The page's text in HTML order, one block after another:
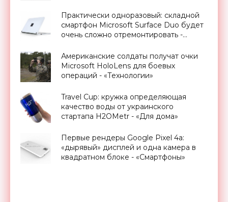
Практически одноразовый: складной
смартфон Microsoft Surface Duo будет
очень сложно отремонтировать -
Американские солдаты получат очки
Microsoft HoloLens для боевых
операций - «Технологии»
Travel Cup: кружка определяющая
качество воды от украинского
стартапа H2OMetr - «Для дома»
Первые рендеры Google Pixel 4a:
«дырявый» дисплей и одна камера в
квадратном блоке - «Смартфоны»